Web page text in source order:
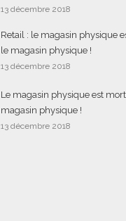
13 décembre 2018
Retail : le magasin physique
le magasin physique !
13 décembre 2018
Le magasin physique est
magasin physique !
13 décembre 2018